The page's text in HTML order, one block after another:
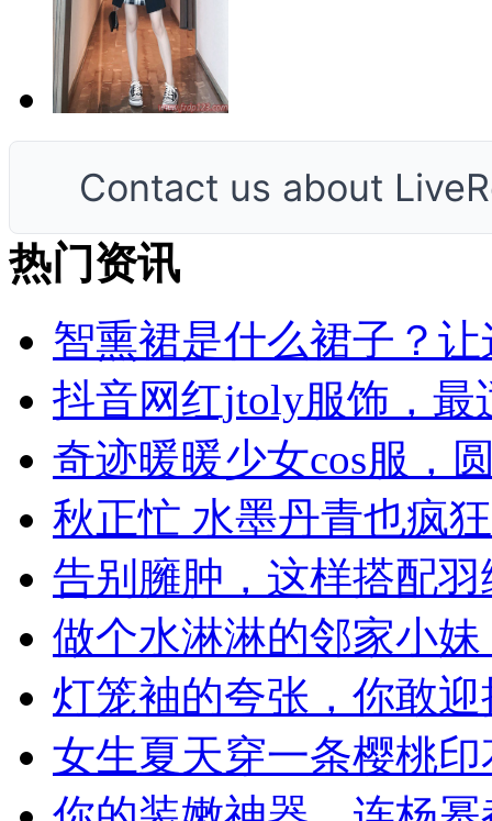
Contact us about
热门资讯
智熏裙是什么裙子？让
抖音网红jtoly服饰，最
奇迹暖暖少女cos服，
秋正忙 水墨丹青也疯狂
告别臃肿，这样搭配羽
做个水淋淋的邻家小妹
灯笼袖的夸张，你敢迎
女生夏天穿一条樱桃印